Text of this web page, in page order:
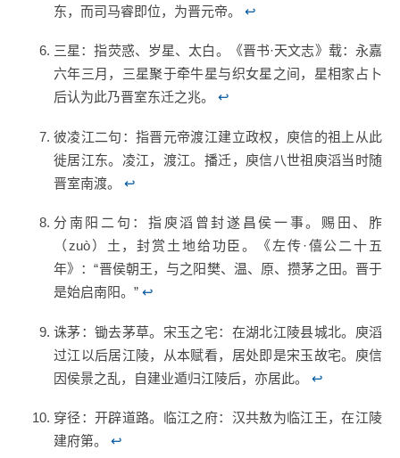
东，而司马睿即位，为晋元帝。 ↩
三星：指荧惑、岁星、太白。《晋书·天文志》载：永嘉
六年三月，三星聚于牵牛星与织女星之间，星相家占卜
后认为此乃晋室东迁之兆。 ↩
彼凌江二句：指晋元帝渡江建立政权，庾信的祖上从此
徙居江东。凌江，渡江。播迁，庾信八世祖庾滔当时随
晋室南渡。 ↩
分南阳二句：指庾滔曾封遂昌侯一事。赐田、胙
（zuò）土，封赏土地给功臣。《左传·僖公二十五
年》：“晋侯朝王，与之阳樊、温、原、攒茅之田。晋于
是始启南阳。” ↩
诛茅：锄去茅草。宋玉之宅：在湖北江陵县城北。庾滔
过江以后居江陵，从本赋看，居处即是宋玉故宅。庾信
因侯景之乱，自建业遁归江陵后，亦居此。 ↩
穿径：开辟道路。临江之府：汉共敖为临江王，在江陵
建府第。 ↩